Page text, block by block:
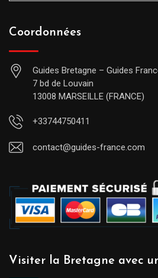
Coordonnées
Guides Bretagne – Guides
7 bd de Louvain
13008 MARSEILLE (FRANCE)
+33744750411
contact@guides-france.com
Visiter la Bretagne avec